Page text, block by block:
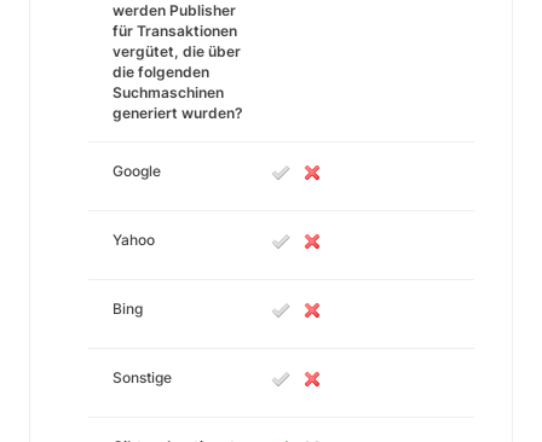
werden Publisher
für Transaktionen
vergütet, die über
die folgenden
Suchmaschinen
generiert wurden?
Google
Yahoo
Bing
Sonstige